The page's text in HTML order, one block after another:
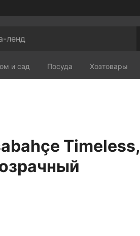
и сад Посуда Хозтовары
Timeless,